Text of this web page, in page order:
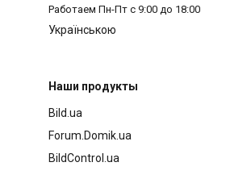
Работаем Пн-Пт с 9:00 до 18:00
Українською
Наши продукты
Bild.ua
Forum.Domik.ua
BildControl.ua